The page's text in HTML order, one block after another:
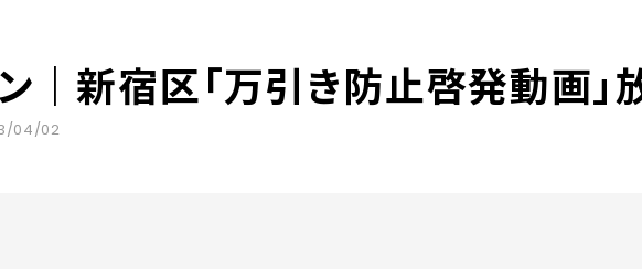
｜新宿区「万引き防止啓発動画
04/02